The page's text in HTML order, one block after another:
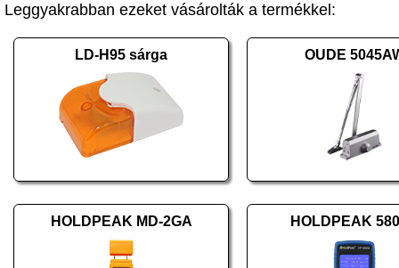
Leggyakrabban ezeket vásárolták a termékkel:
LD-H95 sárga OUDE
HOLDPEAK MD-2GA HOLDPEAK